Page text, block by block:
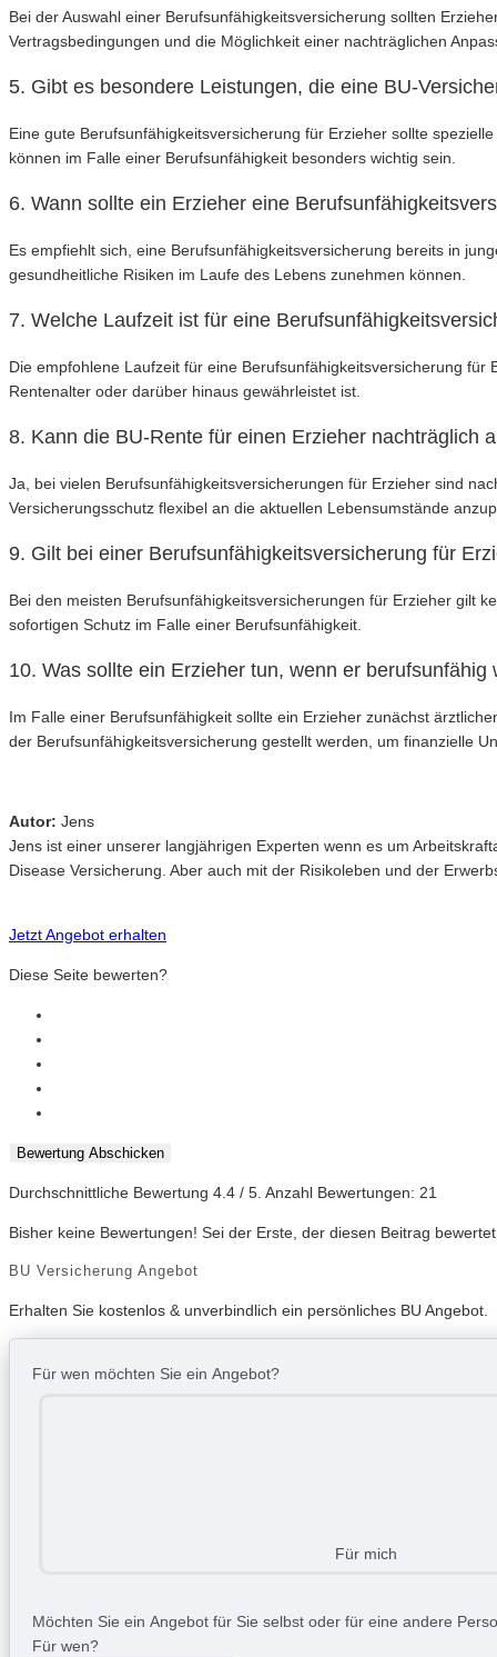
Bei der Auswahl einer Berufsunfähigkeitsversicherung sollten
Vertragsbedingungen und die Möglichkeit einer nachträglichen
5. Gibt es besondere Leistungen, die eine BU-
Eine gute Berufsunfähigkeitsversicherung für Erzieher sollte
können im Falle einer Berufsunfähigkeit besonders wichtig sein.
6. Wann sollte ein Erzieher eine
Es empfiehlt sich, eine Berufsunfähigkeitsversicherung bereits in
gesundheitliche Risiken im Laufe des Lebens zunehmen können.
7. Welche Laufzeit ist für eine
Die empfohlene Laufzeit für eine Berufsunfähigkeitsversicherung
Rentenalter oder darüber hinaus gewährleistet ist.
8. Kann die BU-Rente für einen Erzieher nachträglich
Ja, bei vielen Berufsunfähigkeitsversicherungen für Erzieher sind
Versicherungsschutz flexibel an die aktuellen Lebensumstände
9. Gilt bei einer Berufsunfähigkeitsversicherung für
Bei den meisten Berufsunfähigkeitsversicherungen für Erzieher gilt
sofortigen Schutz im Falle einer Berufsunfähigkeit.
10. Was sollte ein Erzieher tun, wenn er berufsunfähig
Im Falle einer Berufsunfähigkeit sollte ein Erzieher zunächst
der Berufsunfähigkeitsversicherung gestellt werden, um finanzielle
Autor: Jens
Jens ist einer unserer langjährigen Experten wenn es um
Disease Versicherung. Aber auch mit der Risikoleben und der
Jetzt Angebot erhalten
Diese Seite bewerten?
Bewertung Abschicken
Durchschnittliche Bewertung 4.4 / 5. Anzahl Bewertungen: 21
Bisher keine Bewertungen! Sei der Erste, der diesen Beitrag
BU Versicherung Angebot
Erhalten Sie kostenlos & unverbindlich ein persönliches BU Angebot.
Für wen möchten Sie ein Angebot?
Für mich
Möchten Sie ein Angebot für Sie selbst oder für eine andere
Für wen?